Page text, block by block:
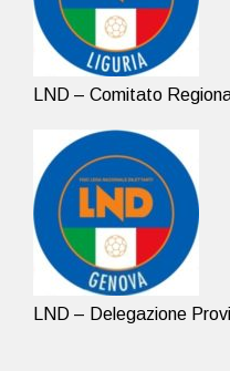
LND – Comitato
LND – Delegazione